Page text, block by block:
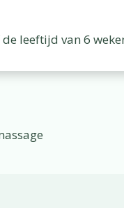
de leeftijd van 6